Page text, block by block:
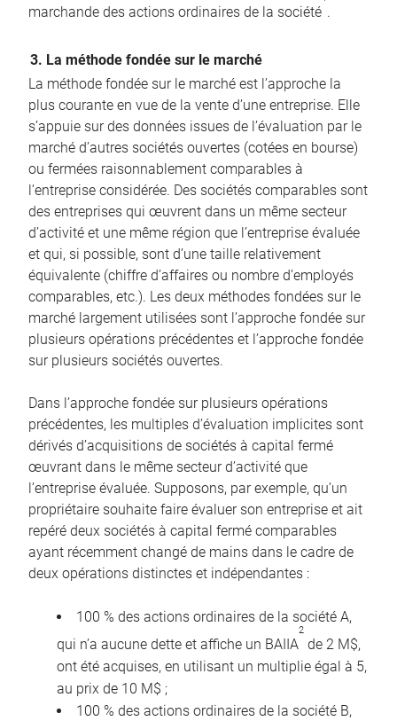
marchande des actions ordinaires de la société .
3. La méthode fondée sur le marché
La méthode fondée sur le marché est l’approche la
plus courante en vue de la vente d’une entreprise. Elle
s’appuie sur des données issues de l’évaluation par le
marché d’autres sociétés ouvertes (cotées en bourse)
ou fermées raisonnablement comparables à
l’entreprise considérée. Des sociétés comparables sont
des entreprises qui œuvrent dans un même secteur
d’activité et une même région que l’entreprise évaluée
et qui, si possible, sont d’une taille relativement
équivalente (chiffre d’affaires ou nombre d’employés
comparables, etc.). Les deux méthodes fondées sur le
marché largement utilisées sont l’approche fondée sur
plusieurs opérations précédentes et l’approche fondée
sur plusieurs sociétés ouvertes.
Dans l’approche fondée sur plusieurs opérations
précédentes, les multiples d’évaluation implicites sont
dérivés d’acquisitions de sociétés à capital fermé
œuvrant dans le même secteur d’activité que
l’entreprise évaluée. Supposons, par exemple, qu’un
propriétaire souhaite faire évaluer son entreprise et ait
repéré deux sociétés à capital fermé comparables
ayant récemment changé de mains dans le cadre de
deux opérations distinctes et indépendantes :
100 % des actions ordinaires de la société A,
qui n’a aucune dette et affiche un BAIIA
2
de 2 M$,
ont été acquises, en utilisant un multiplie égal à 5,
au prix de 10 M$ ;
100 % des actions ordinaires de la société B,